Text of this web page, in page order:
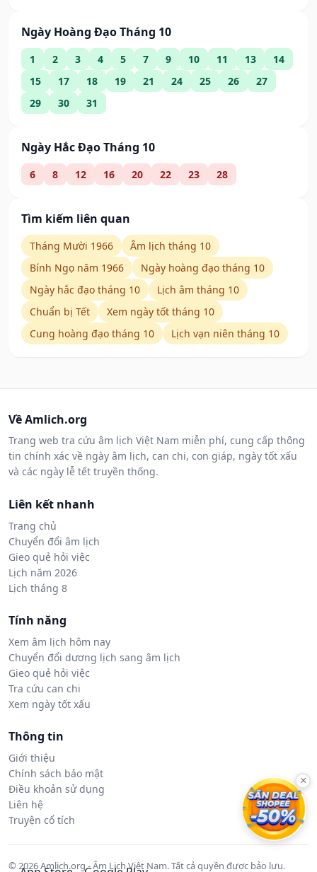
Ngày Hoàng Đạo Tháng 10
1 2 3 4 5 7 9 10 11 13
14
15
17 18 19 21 24 25 26
27
29
30 31
Ngày Hắc Đạo Tháng 10
6 8 12 16 20 22 23 28
Tìm kiếm liên quan
Tháng Mười 1966
Âm lịch tháng 10
Bính Ngọ năm 1966
Ngày hoàng đạo tháng 10
Ngày hắc đạo tháng 10
Lịch âm tháng 10
Chuẩn bị Tết
Xem ngày tốt tháng 10
Cung hoàng đạo tháng 10
Lịch vạn niên tháng 10
Về Amlich.org
Trang web tra cứu âm lịch Việt Nam miễn phí, cung cấp thông
tin chính xác về ngày âm lịch, can chi, con giáp, ngày tốt xấu
và các ngày lễ tết truyền thống.
Liên kết nhanh
Trang chủ
Chuyển đổi âm lịch
Gieo quẻ hỏi việc
Lịch năm 2026
Lịch tháng 8
Tính năng
Xem âm lịch hôm nay
Chuyển đổi dương lịch sang âm lịch
Gieo quẻ hỏi việc
Tra cứu can chi
Xem ngày tốt xấu
Thông tin
Giới thiệu
Chính sách bảo mật
Điều khoản sử dụng
Liên hệ
Truyện cổ tích
© 2026 Amlich.org - Âm Lịch Việt Nam. Tất cả quyền được bảo lưu.
×